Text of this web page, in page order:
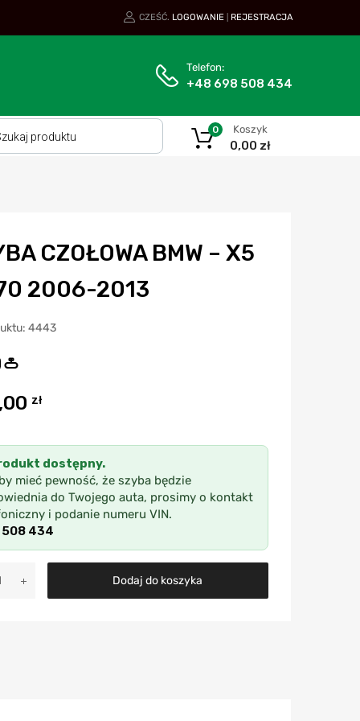
CZEŚĆ. LOGOWANIE REJESTRACJA
Telefon:
+48 698 508 434
Koszyk
0,00 zł
0
CZOŁOWA BMW – X5
2006-2013
4443
zł
dostępny.
mieć pewność, że szyba będzie
do Twojego auta, prosimy o kontakt
i podanie numeru VIN.
508 434
Dodaj do koszyka